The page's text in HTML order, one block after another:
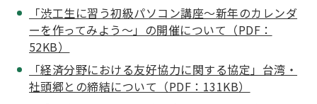
「渋工生に習う初級パソコン講座～新年のカレンダ
ーを作ってみよう～」の開催について（PDF：
52KB）
「経済分野における友好協力に関する協定」台湾・
社頭郷との締結について（PDF：131KB）